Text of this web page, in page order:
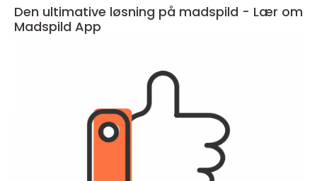
Den ultimative løsning på madspild - Lær om
Madspild App